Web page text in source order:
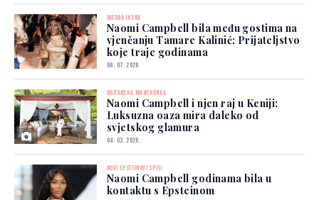
MODNA IKONA
Naomi Campbell bila među gostima na
vjenčanju Tamare Kalinić: Prijateljstvo
koje traje godinama
06. 07. 2026.
BRITANSKA MANEKENKA
Naomi Campbell i njen raj u Keniji:
Luksuzna oaza mira daleko od
svjetskog glamura
04. 03. 2026.
NOVI EPSTEINOVI SPISI
Naomi Campbell godinama bila u
kontaktu s Epsteinom